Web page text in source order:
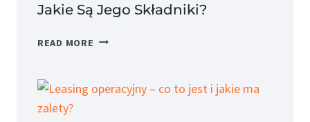
Jakie Są Jego Składniki?
READ MORE KOSZT
JAK